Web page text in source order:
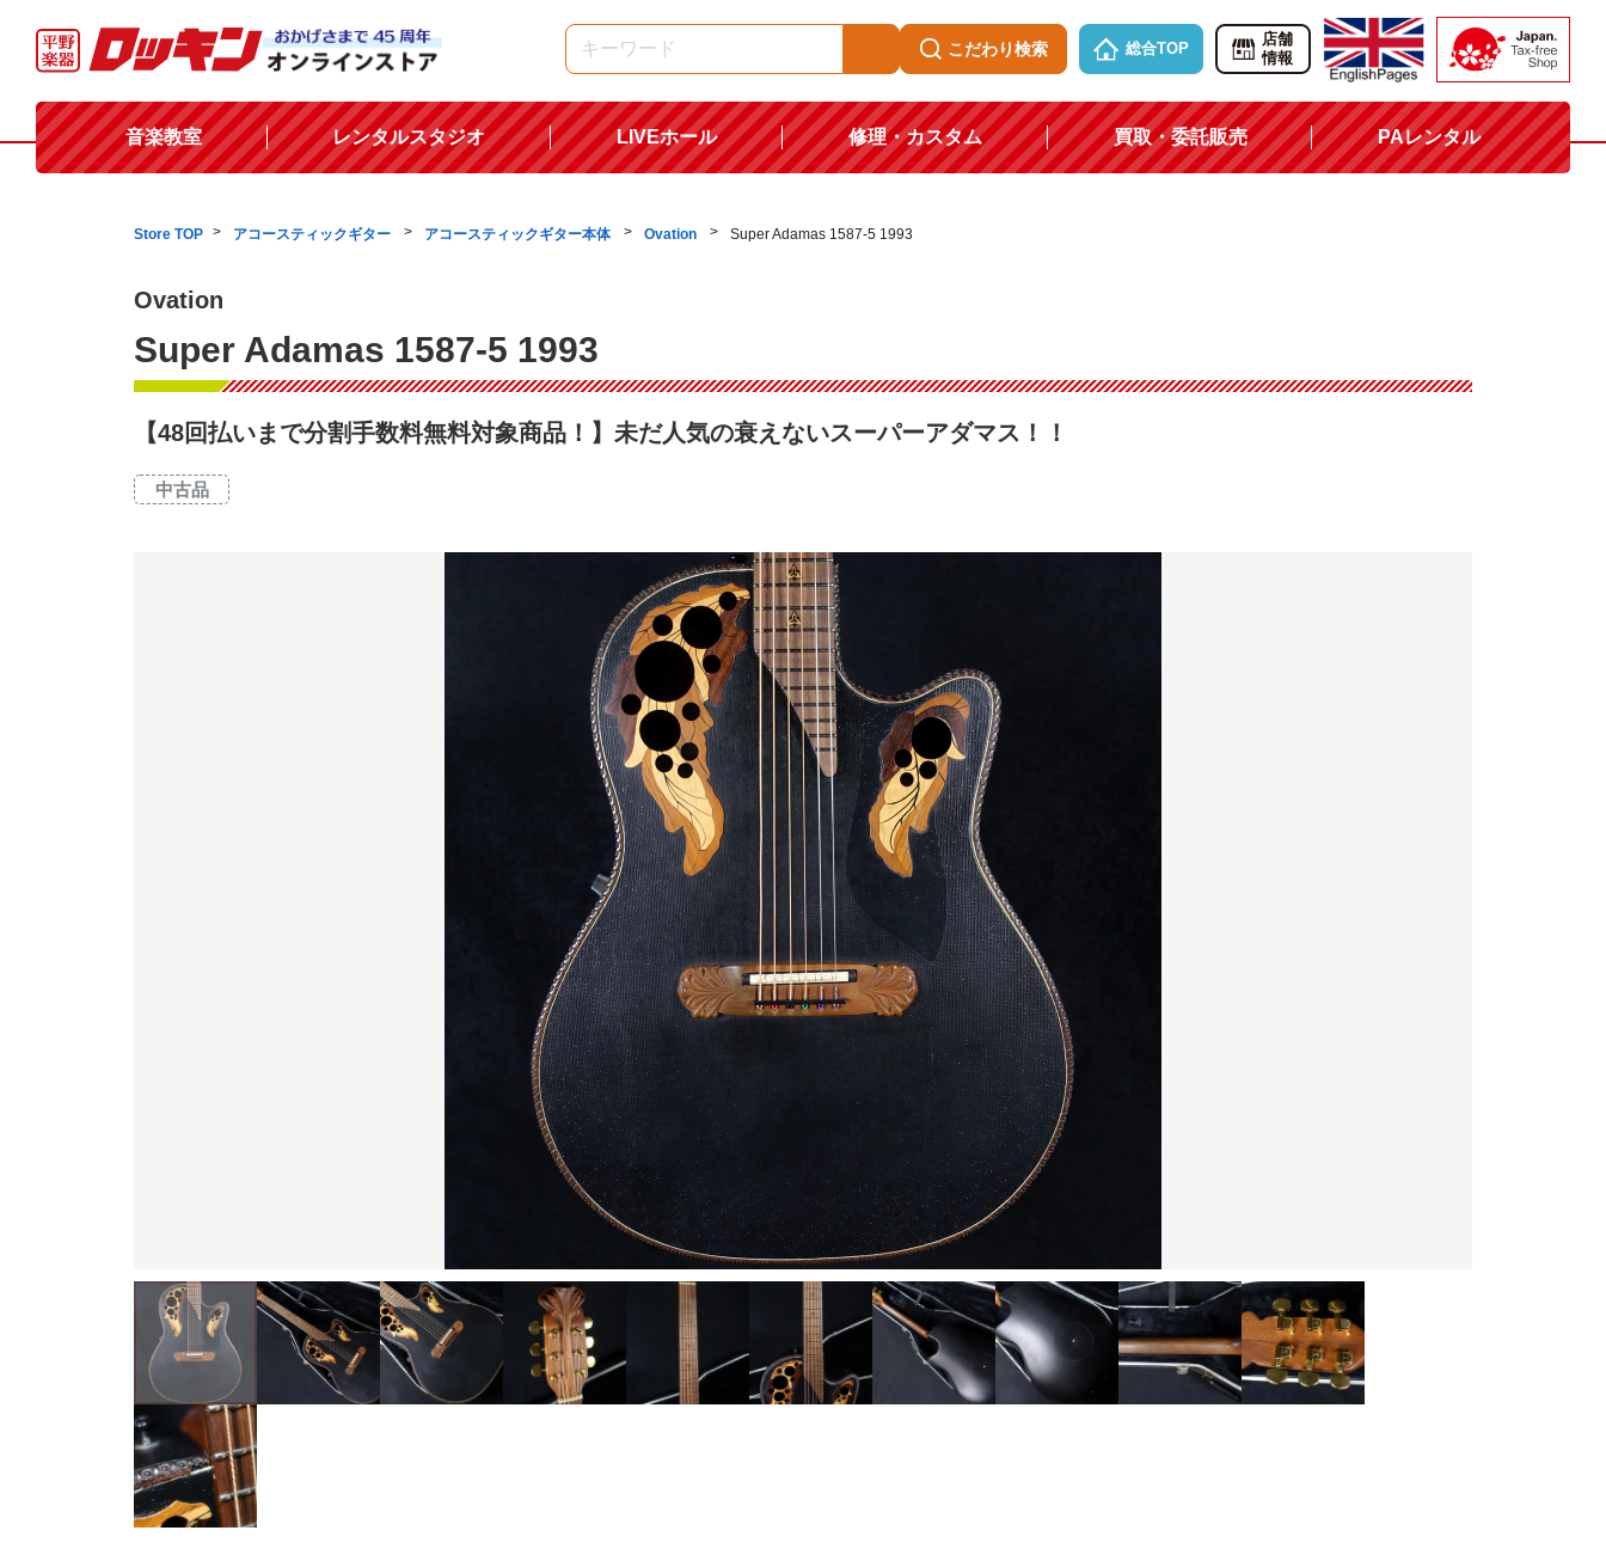
こだわり検索 総合TOP
店舗
情報
音楽教室 レンタルスタジオ LIVEホール 修理・カスタム 買取・委託販売 PAレンタル
Store TOP アコースティックギター アコースティックギター本体 Ovation Super Adamas 1587-5 1993
Ovation
Super Adamas 1587-5 1993
【48回払いまで分割手数料無料対象商品！】未だ人気の衰えないスーパーアダマス！！
中古品